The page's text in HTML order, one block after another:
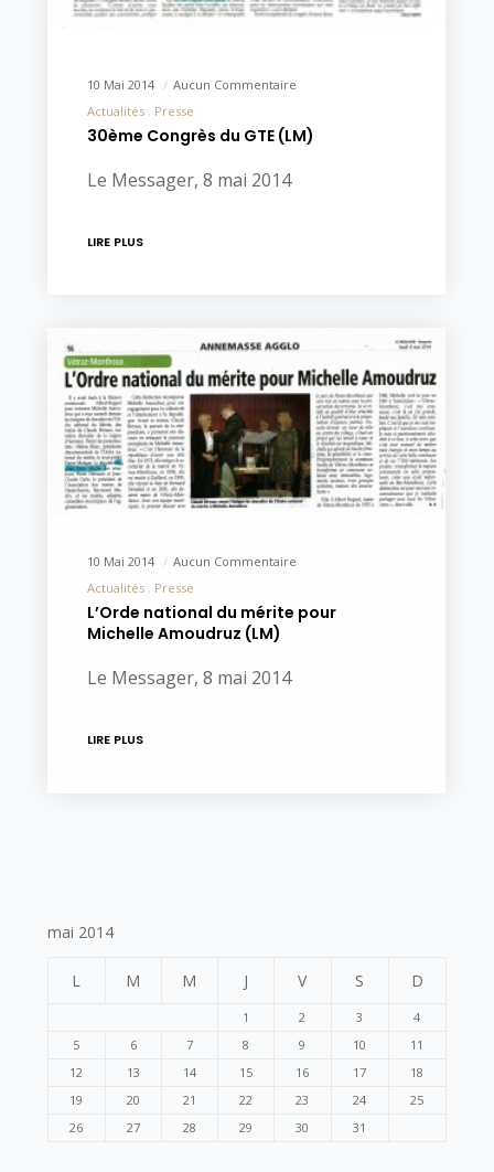
10 Mai 2014
Aucun Commentaire
Actualités
Presse
30ème Congrès du GTE (LM)
Le Messager, 8 mai 2014
LIRE PLUS
10 Mai 2014
Aucun Commentaire
Actualités
Presse
L’Orde national du mérite pour
Michelle Amoudruz (LM)
Le Messager, 8 mai 2014
LIRE PLUS
mai 2014
L M M J V S D
1 2 3
4
5
6 7 8 9 10
11
12
13 14 15 16 17
18
19
20 21 22 23 24
25
26
27 28 29 30 31